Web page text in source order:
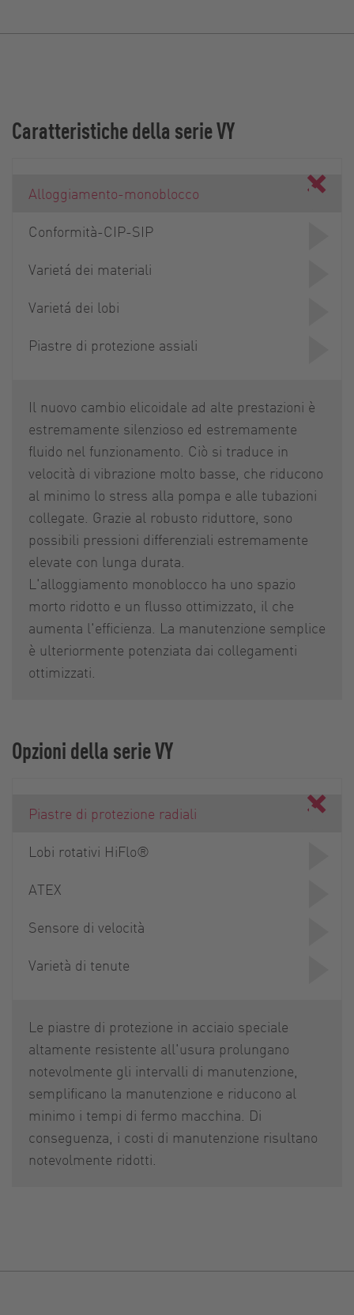
Caratteristiche della serie VY
Alloggiamento-monoblocco
Conformità-CIP-SIP
Varietá dei materiali
Varietá dei lobi
Piastre di protezione assiali
Il nuovo cambio elicoidale ad alte prestazioni è
estremamente silenzioso ed estremamente
fluido nel funzionamento. Ciò si traduce in
velocità di vibrazione molto basse, che riducono
al minimo lo stress alla pompa e alle tubazioni
collegate. Grazie al robusto riduttore, sono
possibili pressioni differenziali estremamente
elevate con lunga durata.
L'alloggiamento monoblocco ha uno spazio
morto ridotto e un flusso ottimizzato, il che
aumenta l'efficienza. La manutenzione semplice
è ulteriormente potenziata dai collegamenti
ottimizzati.
Opzioni della serie VY
Piastre di protezione radiali
Lobi rotativi HiFlo®
ATEX
Sensore di velocità
Varietà di tenute
Le piastre di protezione in acciaio speciale
altamente resistente all'usura prolungano
notevolmente gli intervalli di manutenzione,
semplificano la manutenzione e riducono al
minimo i tempi di fermo macchina. Di
conseguenza, i costi di manutenzione risultano
notevolmente ridotti.